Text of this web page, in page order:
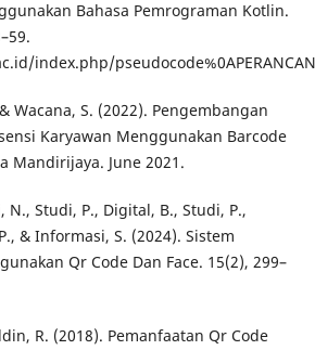
Bahasa Pemrograman Kotlin.
index.php/
Wacana, S. (2022). Pengembangan
Karyawan Menggunakan Barcode
Mandirijaya. June 2021.
Studi, P., Digital, B., Studi, P.,
& Informasi, S. (2024). Sistem
Qr Code Dan Face. 15(2), 299–
R. (2018). Pemanfaatan Qr Code